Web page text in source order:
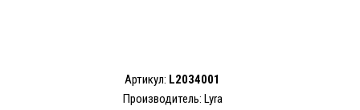
Артикул: L2034001
Производитель: Lyra